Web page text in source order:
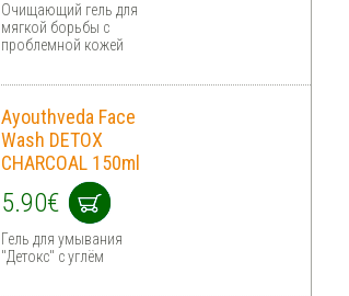
Очищающий гель для
мягкой борьбы с
проблемной кожей
Ayouthveda Face
Wash DETOX
CHARCOAL 150ml
5.90€
Гель для умывания
"Детокс" с углём